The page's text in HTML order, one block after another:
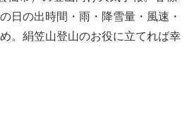
日の出時間・雨・降雪量・風速・
。絹笠山登山のお役に立てれば幸